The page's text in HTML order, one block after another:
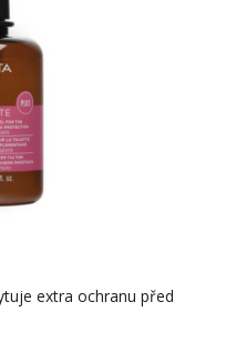
extra ochranu před